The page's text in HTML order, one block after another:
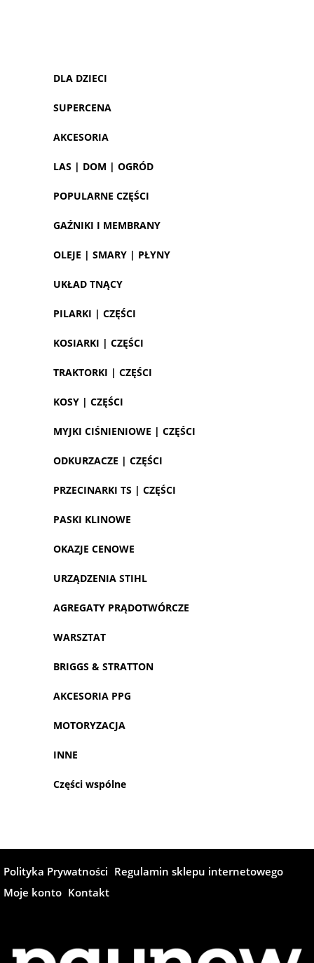
DLA DZIECI
SUPERCENA
AKCESORIA
LAS | DOM | OGRÓD
POPULARNE CZĘŚCI
GAŹNIKI I MEMBRANY
OLEJE | SMARY | PŁYNY
UKŁAD TNĄCY
PILARKI | CZĘŚCI
KOSIARKI | CZĘŚCI
TRAKTORKI | CZĘŚCI
KOSY | CZĘŚCI
MYJKI CIŚNIENIOWE | CZĘŚCI
ODKURZACZE | CZĘŚCI
PRZECINARKI TS | CZĘŚCI
PASKI KLINOWE
OKAZJE CENOWE
URZĄDZENIA STIHL
AGREGATY PRĄDOTWÓRCZE
WARSZTAT
BRIGGS & STRATTON
AKCESORIA PPG
MOTORYZACJA
INNE
Części wspólne
Polityka Prywatności Regulamin sklepu internetowego
Moje konto Kontakt